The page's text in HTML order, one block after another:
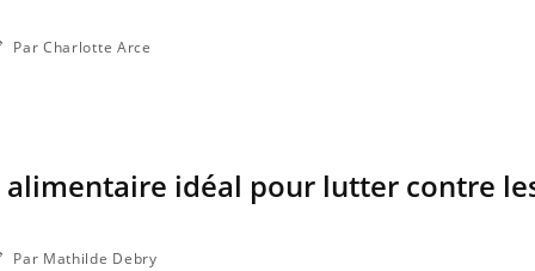
Par Charlotte Arce
alimentaire idéal pour lutter contre
Par Mathilde Debry